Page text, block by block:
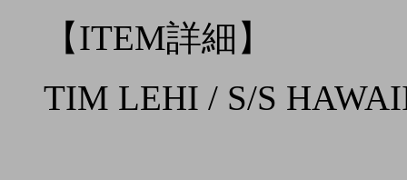
【ITEM詳細】
TIM LEHI / S/S